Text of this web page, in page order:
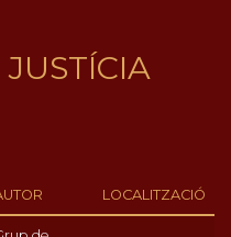
LOCALITZACIÓ